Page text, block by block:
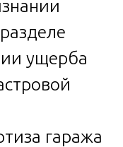
ущерба
гаража